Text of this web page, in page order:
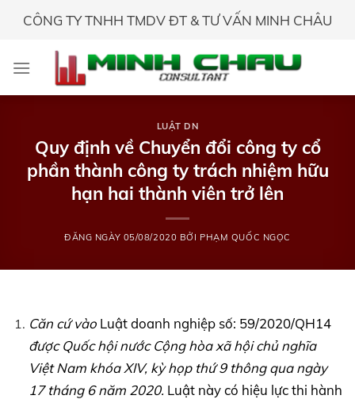
CÔNG TY TNHH TMDV ĐT & TƯ VẤN MINH CHÂU
LUẬT DN
Quy định về Chuyển đổi công ty cổ
phần thành công ty trách nhiệm hữu
hạn hai thành viên trở lên
ĐĂNG NGÀY 05/08/2020 BỞI PHẠM QUỐC NGỌC
Căn cứ vào Luật doanh nghiệp số: 59/2020/QH14
được Quốc hội nước Cộng hòa xã hội chủ nghĩa
Việt Nam khóaXIV, kỳ họp thứ 9 thông qua ngày
17 tháng 6 năm 2020.Luật này có hiệu lực thi hành